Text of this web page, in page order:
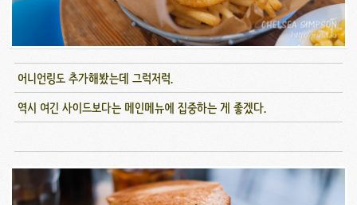
어니언링도 추가해봤는데 그럭저럭.
역시 여긴 사이드보다는 메인메뉴에 집중하는 게 좋겠다.